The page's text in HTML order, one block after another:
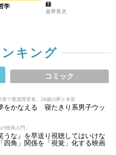
学
録
金井良太
キング
コミック
者で重度障害者。28歳の夢と本音
をかなえる 寝たきり系男子ウッ
映画入門」
うな』を早送り視聴してはいけな
角」関係を「視覚」化する映画